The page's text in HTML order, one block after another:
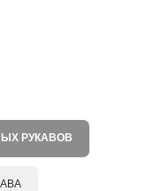
РУКАВОВ